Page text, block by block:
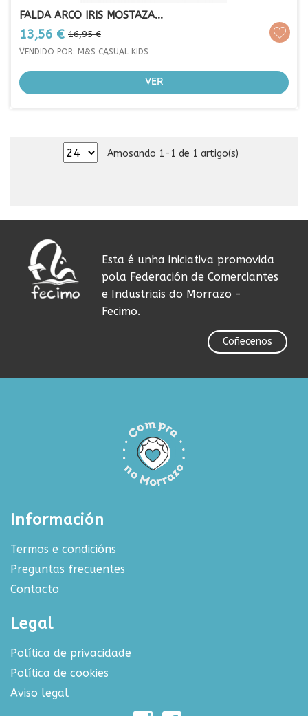
FALDA ARCO IRIS MOSTAZA...
Prezo
13,56 € Prezo
base
16,95 €
VENDIDO POR: M&S CASUAL KIDS
VER
Amosando 1-1 de 1 artigo(s)
Esta é unha iniciativa promovida
pola Federación de Comerciantes
e Industriais do Morrazo -
Fecimo.
Coñecenos
Información
Termos e condicións
Preguntas frecuentes
Contacto
Legal
Política de privacidade
Política de cookies
Aviso legal